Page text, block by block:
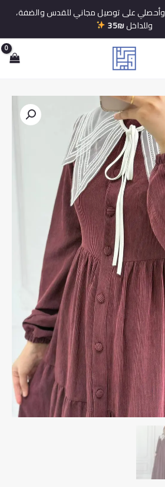
وأحصلي على توصيل مجاني للقدس والضفة،
وللداخل35₪